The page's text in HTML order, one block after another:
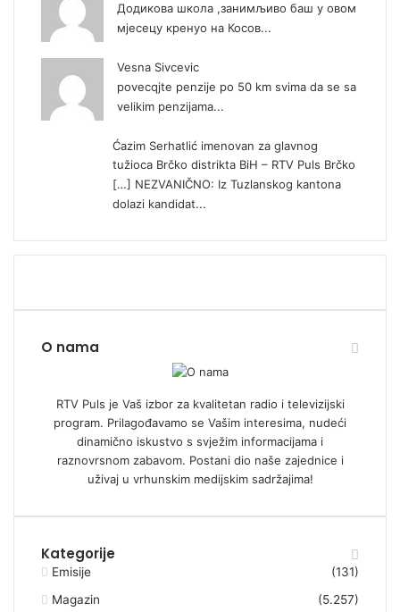
Додикова школа ,занимљиво баш у овом
мјесецу кренуо на Косов...
Vesna Sivcevic
povecqjte penzije po 50 km svima da se sa
velikim penzijama...
Ćazim Serhatlić imenovan za glavnog
tužioca Brčko distrikta BiH – RTV Puls Brčko
[…] NEZVANIČNO: Iz Tuzlanskog kantona
dolazi kandidat...
O nama
RTV Puls je Vaš izbor za kvalitetan radio i televizijski
program. Prilagođavamo se Vašim interesima, nudeći
dinamično iskustvo s svježim informacijama i
raznovrsnom zabavom. Postani dio naše zajednice i
uživaj u vrhunskim medijskim sadržajima!
Kategorije
Emisije
(131)
Magazin
(5.257)